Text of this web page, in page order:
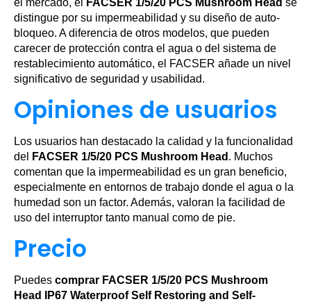
el mercado, el FACSER 1/5/20 PCS Mushroom Head se
distingue por su impermeabilidad y su diseño de auto-
bloqueo. A diferencia de otros modelos, que pueden
carecer de protección contra el agua o del sistema de
restablecimiento automático, el FACSER añade un nivel
significativo de seguridad y usabilidad.
Opiniones de usuarios
Los usuarios han destacado la calidad y la funcionalidad
del
FACSER 1/5/20 PCS Mushroom Head . Muchos
comentan que la impermeabilidad es un gran beneficio,
especialmente en entornos de trabajo donde el agua o la
humedad son un factor. Además, valoran la facilidad de
uso del interruptor tanto manual como de pie.
Precio
Puedes comprar FACSER 1/5/20 PCS Mushroom
Head IP67 Waterproof Self Restoring and Self-